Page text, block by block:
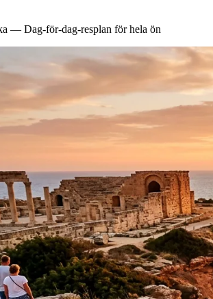
— Dag-för-dag-resplan för hela ön